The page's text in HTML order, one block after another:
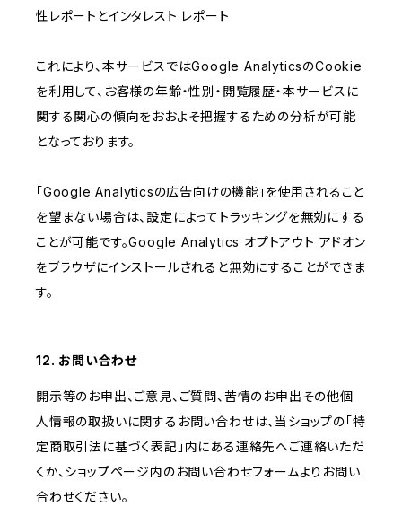
性レポートとインタレスト レポート
これにより、本サービスではGoogle AnalyticsのCookie
を利用して、お客様の年齢・性別・閲覧履歴・本サービスに
関する関心の傾向をおおよそ把握するための分析が可能
となっております。
「Google Analyticsの広告向けの機能」を使用されること
を望まない場合は、設定によってトラッキングを無効にする
ことが可能です。Google Analytics オプトアウト アドオン
をブラウザにインストールされると無効にすることができま
す。
12. お問い合わせ
開示等のお申出、ご意見、ご質問、苦情のお申出その他個
人情報の取扱いに関するお問い合わせは、当ショップの「特
定商取引法に基づく表記」内にある連絡先へご連絡いただ
くか、ショップページ内のお問い合わせフォームよりお問い
合わせください。